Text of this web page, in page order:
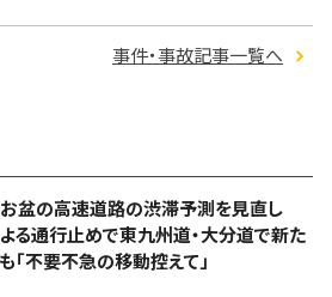
事件・事故記事一覧へ
お盆の高速道路の渋滞予測を見直し
る通行止めで東九州道・大分道で新た
「不要不急の移動控えて」